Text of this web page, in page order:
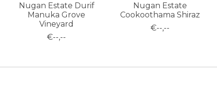
Nugan Estate Durif
Manuka Grove
Vineyard
€--,--
Nugan Estate
Cookoothama Shiraz
€--,--